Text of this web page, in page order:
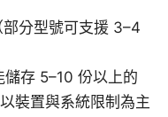
分型號可支援 3–4
存 5–10 份以上的
裝置與系統限制為主